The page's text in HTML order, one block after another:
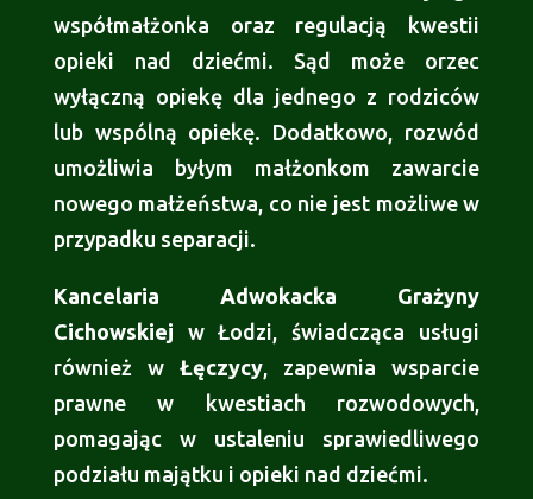
współmałżonka oraz regulacją kwestii
opieki nad dziećmi. Sąd może orzec
wyłączną opiekę dla jednego z rodziców
lub wspólną opiekę. Dodatkowo, rozwód
umożliwia byłym małżonkom zawarcie
nowego małżeństwa, co nie jest możliwe w
przypadku separacji.
Kancelaria Adwokacka Grażyny
Cichowskiej w Łodzi, świadcząca usługi
również w Łęczycy, zapewnia wsparcie
prawne w kwestiach rozwodowych,
pomagając w ustaleniu sprawiedliwego
podziału majątku i opieki nad dziećmi.